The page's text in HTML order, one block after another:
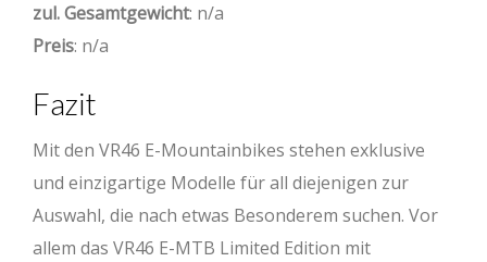
zul. Gesamtgewicht: n/a
Preis: n/a
Fazit
Mit den VR46 E-Mountainbikes stehen exklusive
und einzigartige Modelle für all diejenigen zur
Auswahl, die nach etwas Besonderem suchen. Vor
allem das VR46 E-MTB Limited Edition mit